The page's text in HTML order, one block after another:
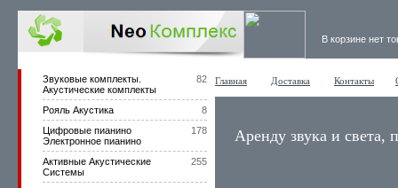
В корзине нет
82
Звуковые комплекты.
Акустические комплекты
8
Рояль Акустика
178
Цифровые пианино
Электронное пианино
255
Активные Акустические
Системы
Главная Доставка Контакты
Аренду звука и света,